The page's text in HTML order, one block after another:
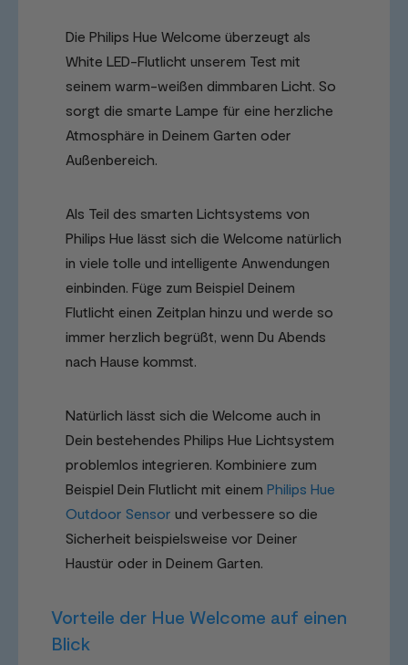
Die Philips Hue Welcome überzeugt als
White LED-Flutlicht unserem Test mit
seinem warm-weißen dimmbaren Licht. So
sorgt die smarte Lampe für eine herzliche
Atmosphäre in Deinem Garten oder
Außenbereich.
Als Teil des smarten Lichtsystems von
Philips Hue lässt sich die Welcome natürlich
in viele tolle und intelligente Anwendungen
einbinden. Füge zum Beispiel Deinem
Flutlicht einen Zeitplan hinzu und werde so
immer herzlich begrüßt, wenn Du Abends
nach Hause kommst.
Natürlich lässt sich die Welcome auch in
Dein bestehendes Philips Hue Lichtsystem
problemlos integrieren. Kombiniere zum
Beispiel Dein Flutlicht mit einem Philips Hue
Outdoor Sensor und verbessere so die
Sicherheit beispielsweise vor Deiner
Haustür oder in Deinem Garten.
Vorteile der Hue Welcome auf einen
Blick